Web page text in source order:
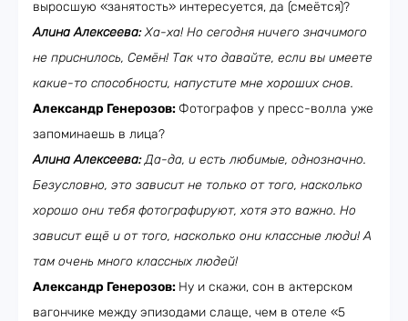
выросшую «занятость» интересуется, да (смеётся)?
Алина Алексеева:Ха-ха! Но сегодня ничего значимого
не приснилось, Семён! Так что давайте, если вы имеете
какие-то способности, напустите мне хороших снов.
Александр Генерозов: Фотографов у пресс-волла уже
запоминаешь в лица?
Алина Алексеева:Да-да, и есть любимые, однозначно.
Безусловно, это зависит не только от того, насколько
хорошо они тебя фотографируют, хотя это важно. Но
зависит ещё и от того, насколько они классные люди! А
там очень много классных людей!
Александр Генерозов: Ну и скажи, сон в актерском
вагончике между эпизодами слаще, чем в отеле «5